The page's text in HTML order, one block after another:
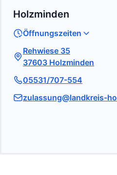
Holzminden
Öffnungszeiten
Rehwiese 35
37603 Holzminden
05531/707-554
zulassung@landkreis-